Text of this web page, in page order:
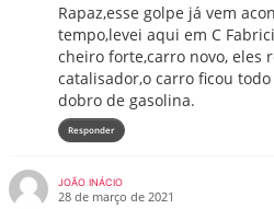
Rapaz,esse golpe já vem
tempo,levei aqui em C
cheiro forte,carro novo,
catalisador,o carro ficou
dobro de gasolina.
Responder
JOÃO INÁCIO
28 de março de 2021